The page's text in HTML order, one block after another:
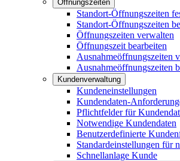
Öffnungszeiten
Standort-Öffnungszeiten
Standort-Öffnungszeiten
Öffnungszeiten verwalten
Öffnungszeit bearbeiten
Ausnahmeöffnungszeiten
Ausnahmeöffnungszeiten
Kundenverwaltung
Kundeneinstellungen
Kundendaten-
Pflichtfelder für
Notwendige Kundendaten
Benutzerdefinierte
Standardeinstellungen für
Schnellanlage Kunde